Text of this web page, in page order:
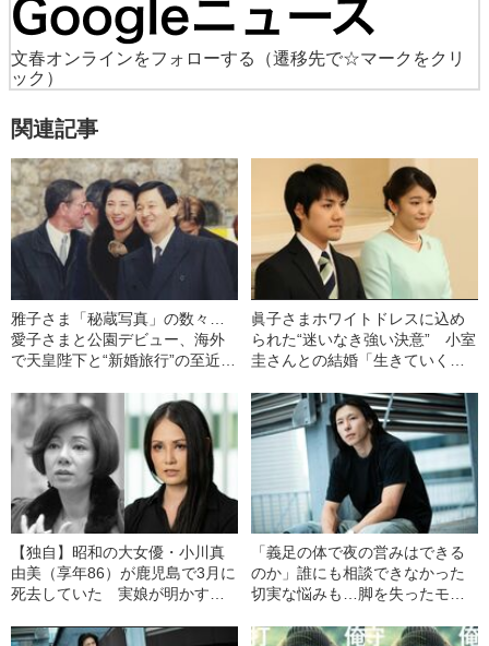
文春オンラインをフォローする
（遷移先で☆マークをクリ
ック）
関連記事
雅子さま「秘蔵写真」の数々…
愛子さまと公園デビュー、海外
で天皇陛下と“新婚旅行”の至近距
眞子さまホワイトドレスに込め
られた“迷いなき強い決意” 小室
圭さんとの結婚「生きていくた
BEST5
【独自】昭和の大女優・小川真
由美（享年86）が鹿児島で3月に
死去していた 実娘が明かす
「義足の体で夜の営みはできる
のか」誰にも相談できなかった
切実な悩みも…脚を失ったモデ
運がいい」と言えるワケ